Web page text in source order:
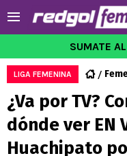
SUMATE
LIGA FEMENINA
¿Va por TV?
dónde ver EN
Huachipato